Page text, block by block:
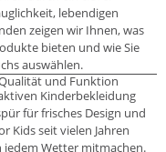
lebendigen
zeigen wir Ihnen, was
bieten und wie Sie
auswählen.
und Funktion
Kinderbekleidung
für frisches Design und
Kids seit vielen Jahren
jedem Wetter mitmachen.